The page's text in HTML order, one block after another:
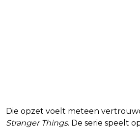
Die opzet voelt meteen
Stranger Things. De serie speelt